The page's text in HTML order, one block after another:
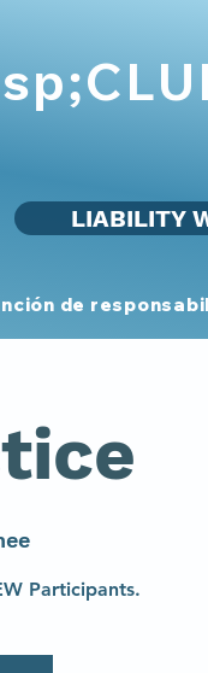
de
LIABILITY
Participants.